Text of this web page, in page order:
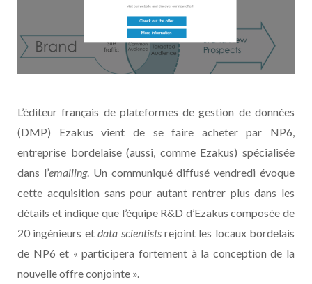
L’éditeur français de plateformes de gestion de données
(DMP) Ezakus vient de se faire acheter par NP6,
entreprise bordelaise (aussi, comme Ezakus) spécialisée
dans l’emailing. Un communiqué diffusé vendredi évoque
cette acquisition sans pour autant rentrer plus dans les
détails et indique que l’équipe R&D d’Ezakus composée de
20 ingénieurs etdata scientistsrejoint les locaux bordelais
de NP6 et « participera fortement à la conception de la
nouvelle offre conjointe ».